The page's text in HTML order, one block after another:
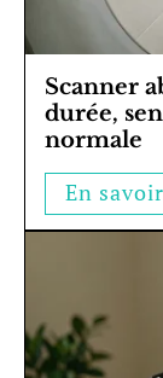
Scanner
durée,
normale
En